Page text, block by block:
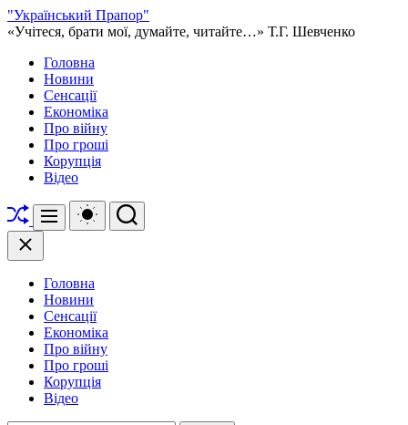
Перейти
до
"Український Прапор"
«Учітеся, брати мої, думайте, читайте…» Т.Г. Шевченко
Головна
Новини
Сенсації
Економіка
Про війну
Про гроші
Корупція
Відео
Перетасувати
Меню
Перемикач
кольорового
Пошук
Закрити
Головна
Новини
Сенсації
Економіка
Про війну
Про гроші
Корупція
Відео